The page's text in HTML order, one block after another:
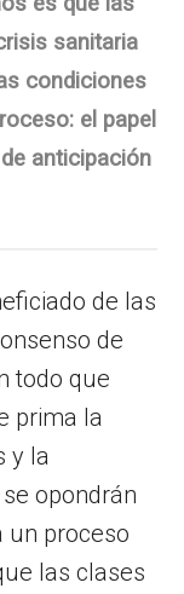
sanitaria
condiciones
el papel
anticipación
de las
de
todo que
prima la
y la
opondrán
un proceso
las clases